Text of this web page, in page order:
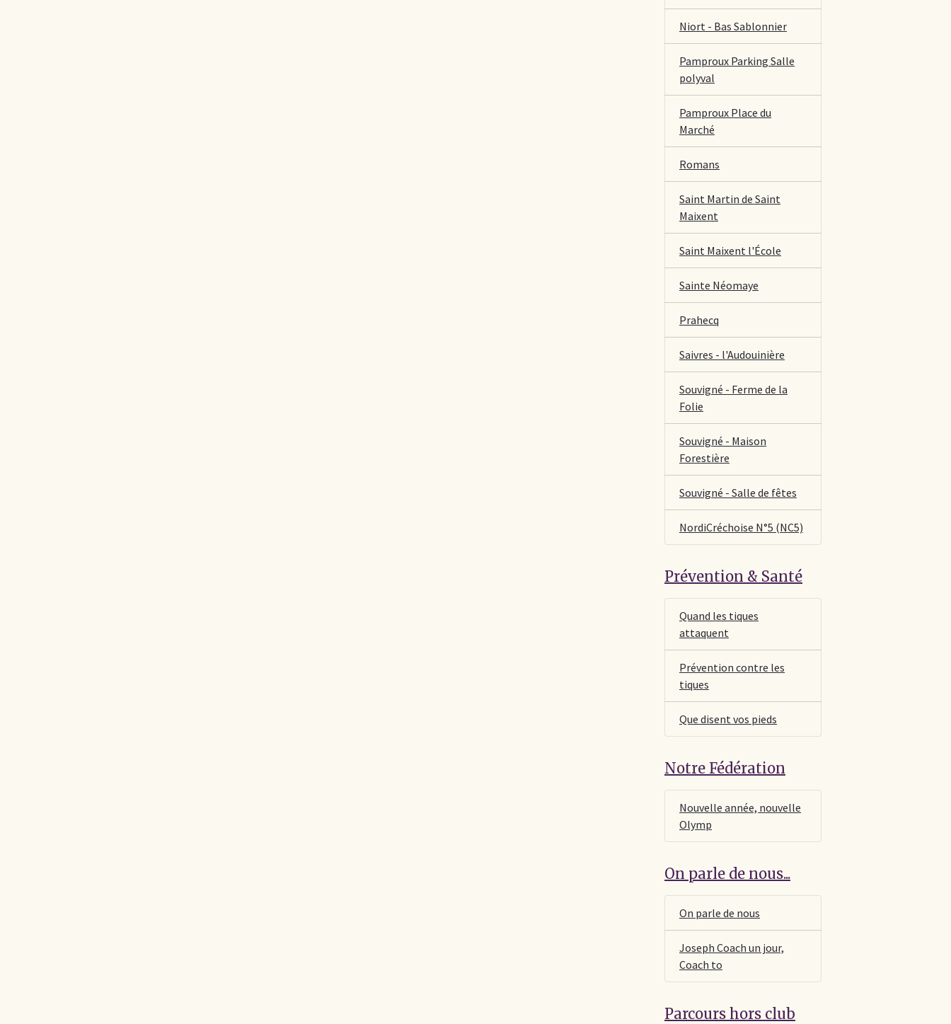
Niort - Bas Sablonnier
Pamproux Parking Salle
polyval
Pamproux Place du
Marché
Romans
Saint Martin de Saint
Maixent
Saint Maixent l'École
Sainte Néomaye
Prahecq
Saivres - l'Audouinière
Souvigné - Ferme de la
Folie
Souvigné - Maison
Forestière
Souvigné - Salle de fêtes
NordiCréchoise N°5 (NC5)
Prévention & Santé
Quand les tiques
attaquent
Prévention contre les
tiques
Que disent vos pieds
Notre Fédération
Nouvelle année, nouvelle
Olymp
On parle de nous...
On parle de nous
Joseph Coach un jour,
Coach to
Parcours hors club